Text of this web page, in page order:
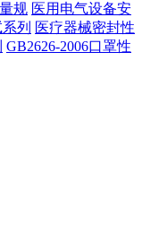
规 医用电气设备安
列 医疗器械密封性
GB2626-2006口罩性